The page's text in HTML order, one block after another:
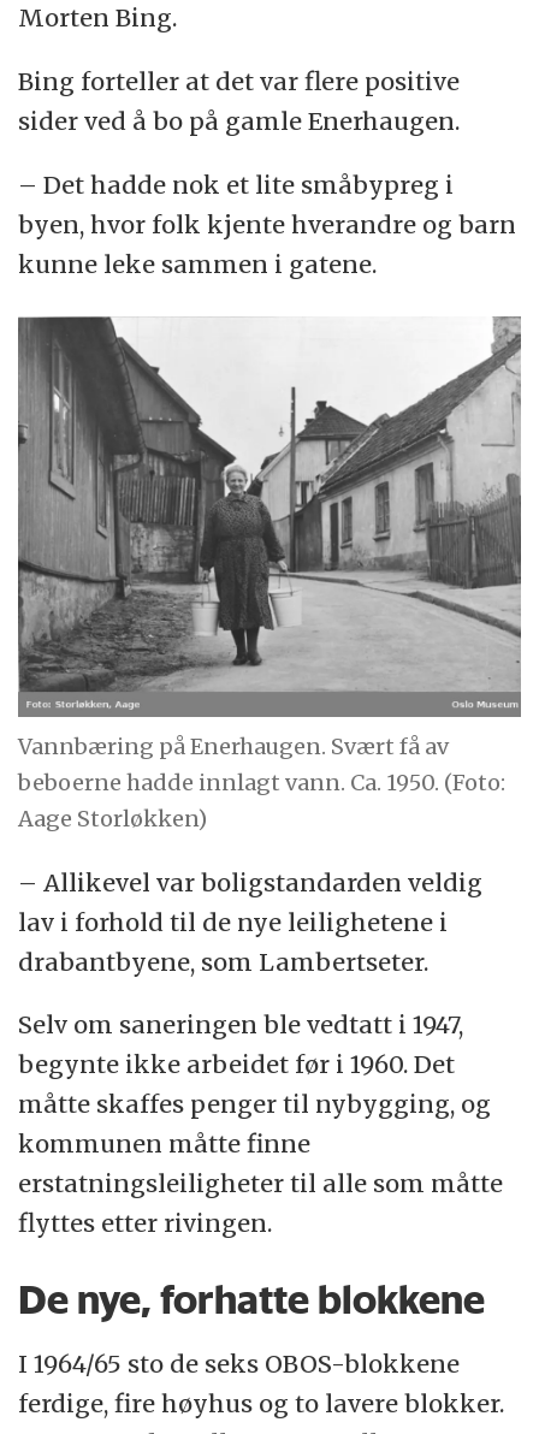
Morten Bing.
Bing forteller at det var flere positive
sider ved å bo på gamle Enerhaugen.
– Det hadde nok et lite småbypreg i
byen, hvor folk kjente hverandre og barn
kunne leke sammen i gatene.
Vannbæring på Enerhaugen. Svært få av
beboerne hadde innlagt vann. Ca. 1950. (Foto:
Aage Storløkken)
– Allikevel var boligstandarden veldig
lav i forhold til de nye leilighetene i
drabantbyene, som Lambertseter.
Selv om saneringen ble vedtatt i 1947,
begynte ikke arbeidet før i 1960. Det
måtte skaffes penger til nybygging, og
kommunen måtte finne
erstatningsleiligheter til alle som måtte
flyttes etter rivingen.
De nye, forhatte blokkene
I 1964/65 sto de seks OBOS-blokkene
ferdige, fire høyhus og to lavere blokker.